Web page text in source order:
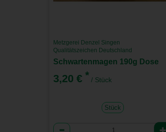
Metzgerei Denzel Singen
Qualitätszeichen Deutschland
Schwartenmagen 190g Dose
3,20 € * / Stück
Stück
Anzahl